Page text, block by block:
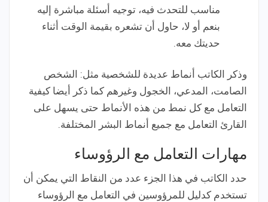
مناسب للتحدث فيه، توجيه أسئلة مباشرة إليه
بنعم أو لا، حاول أن تشعره بقيمة الوقت أثناء
حديتك معه.
وذكر الكاتب أنماط عديدة للشخصية مثل: الشخص
الصامت، المدعي، الخجول وغيرهم كما ذكر أيضا كيفية
التعامل مع كل نمط من هذه الأنماط حتى يسهل على
القارئ التعامل مع جميع أنماط البشر المختلفة.
مهارات التعامل مع الرؤوساء
حدد الكاتب في هذا الجزء عدد من النقاط التي يمكن أن
تستخدم كدليل للمرؤوسين في التعامل مع الرؤوساء